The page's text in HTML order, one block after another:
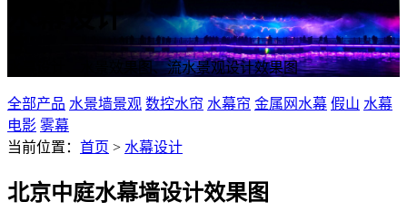
水幕设计
水幕设计、水景效果图、流水景观设计效果图
全部产品 水景墙景观 数控水帘 水幕帘 金属网水幕 假山 水幕
电影 雾幕
当前位置： 首页 > 水幕设计
北京中庭水幕墙设计效果图